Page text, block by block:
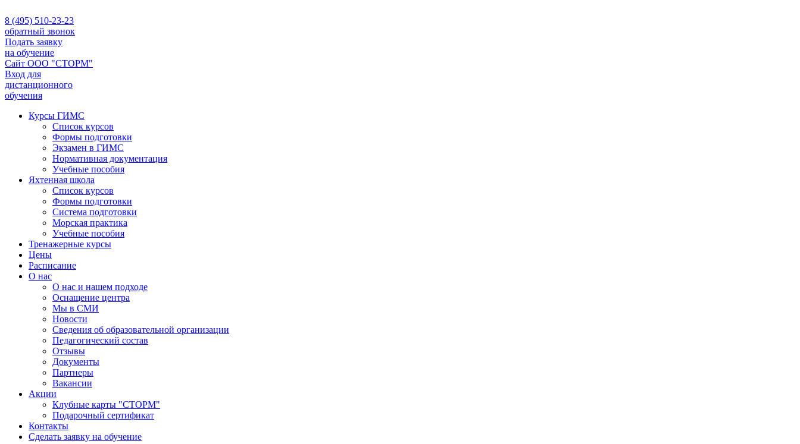
8 (495) 510-23-23
обратный звонок
Подать заявку
на обучение
Сайт ООО "СТОРМ"
Вход для
дистанционного
обучения
Курсы ГИМС
Список курсов
Формы подготовки
Экзамен в ГИМС
Нормативная документация
Учебные пособия
Яхтенная школа
Список курсов
Формы подготовки
Cистема подготовки
Морская практика
Учебные пособия
Тренажерные курсы
Цены
Расписание
О нас
О нас и нашем подходе
Оснащение центра
Мы в СМИ
Новости
Сведения об образовательной организации
Педагогический состав
Отзывы
Документы
Партнеры
Вакансии
Акции
Клубные карты "СТОРМ"
Подарочный сертификат
Контакты
Сделать заявку на обучение